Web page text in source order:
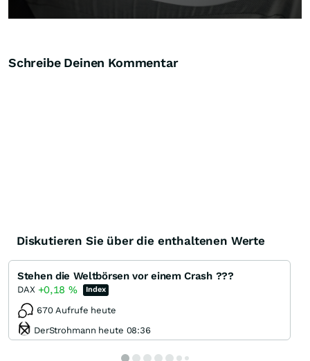
Schreibe Deinen Kommentar
Diskutieren Sie über die enthaltenen Werte
Stehen die Weltbörsen vor einem Crash ???
DAX +0,18 % Index
670 Aufrufe heute
DerStrohmann heute 08:36